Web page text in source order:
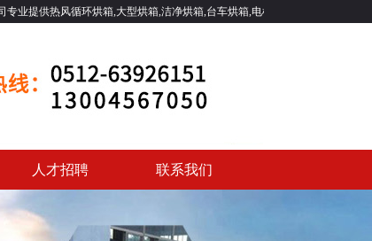
环烘箱,大型烘箱,洁净烘箱,台车烘箱,电机浸漆烘箱,隧道烘箱,高温烘箱等一系
人才招聘 联系我们